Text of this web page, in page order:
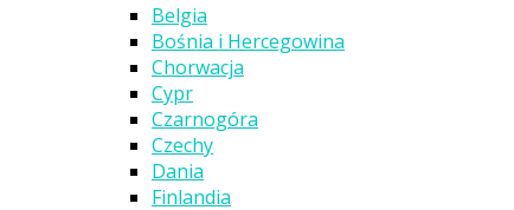
Belgia
Bośnia i Hercegowina
Chorwacja
Cypr
Czarnogóra
Czechy
Dania
Finlandia